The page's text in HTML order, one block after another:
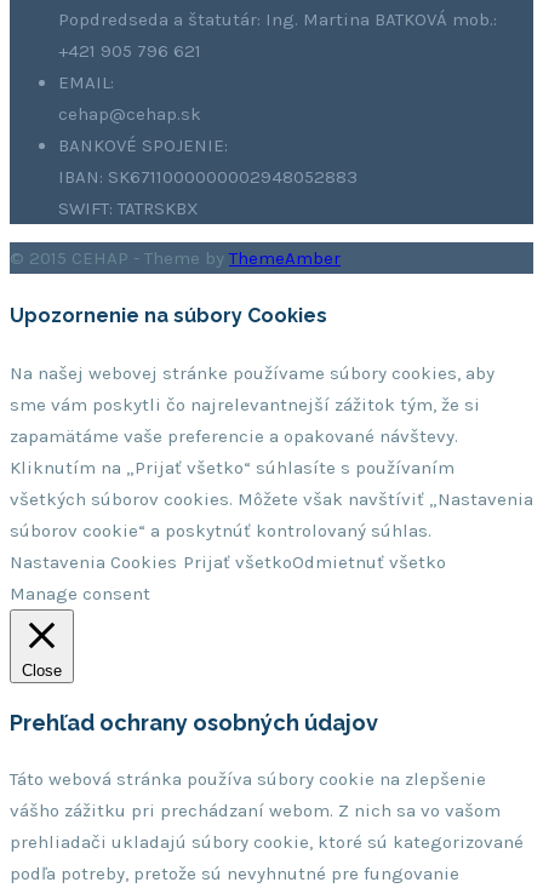
Popdredseda a štatutár: Ing. Martina BATKOVÁ mob.:
+421 905 796 621
EMAIL:
cehap@cehap.sk
BANKOVÉ SPOJENIE:
IBAN: SK6711000000002948052883
SWIFT: TATRSKBX
© 2015 CEHAP - Theme byThemeAmber
Upozornenie na súbory Cookies
Na našej webovej stránke používame súbory cookies, aby
sme vám poskytli čo najrelevantnejší zážitok tým, že si
zapamätáme vaše preferencie a opakované návštevy.
Kliknutím na „Prijať všetko“ súhlasíte s používaním
všetkých súborov cookies. Môžete však navštíviť „Nastavenia
súborov cookie“ a poskytnúť kontrolovaný súhlas.
Nastavenia Cookies Prijať všetkoOdmietnuť všetko
Manage consent
Close
Prehľad ochrany osobných údajov
Táto webová stránka používa súbory cookie na zlepšenie
vášho zážitku pri prechádzaní webom. Z nich sa vo vašom
prehliadači ukladajú súbory cookie, ktoré sú kategorizované
podľa potreby, pretože sú nevyhnutné pre fungovanie